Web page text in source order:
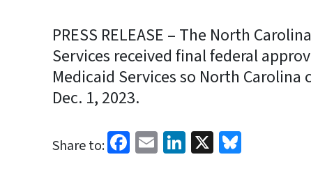
PRESS RELEASE – The North
Services received final federal
Medicaid Services so North
Dec. 1, 2023.
Share to: Facebook
EmailLinkedIn
X